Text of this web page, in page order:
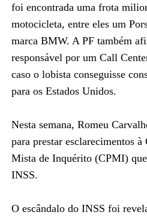
foi encontrada uma frota
motocicleta, entre eles um
marca BMW. A PF também
responsável por um Call
caso o lobista conseguisse
para os Estados Unidos.
Nesta semana, Romeu
para prestar esclarecimentos
Mista de Inquérito (CPMI)
INSS.
O escândalo do INSS foi